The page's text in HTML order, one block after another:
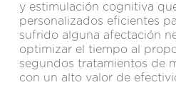
y estimulación cognitiva
personalizados eficientes
sufrido alguna afectación
optimizar el tiempo al
segundos tratamientos de
con un alto valor de